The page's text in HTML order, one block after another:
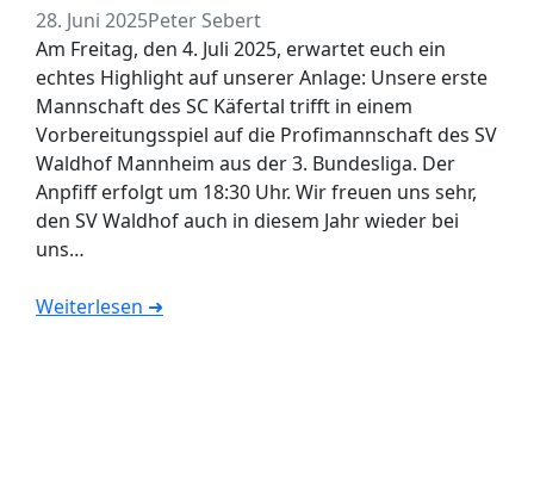
28. Juni 2025Peter Sebert
Am Freitag, den 4. Juli 2025, erwartet euch ein
echtes Highlight auf unserer Anlage: Unsere erste
Mannschaft des SC Käfertal trifft in einem
Vorbereitungsspiel auf die Profimannschaft des SV
Waldhof Mannheim aus der 3. Bundesliga. Der
Anpfiff erfolgt um 18:30 Uhr. Wir freuen uns sehr,
den SV Waldhof auch in diesem Jahr wieder bei
uns…
Weiterlesen ➜